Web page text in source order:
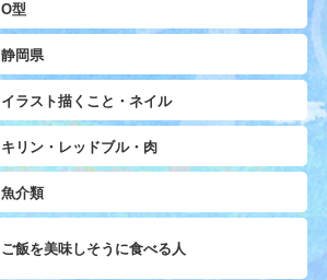
O型
静岡県
イラスト描くこと・ネイル
キリン・レッドブル・肉
魚介類
ご飯を美味しそうに食べる人